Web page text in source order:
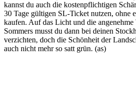
kannst du auch die kostenpflichtigen
30 Tage gültigen SL-Ticket nutzen, ohne
kaufen. Auf das Licht und die angenehme
Sommers musst du dann bei deinen
verzichten, doch die Schönheit der
auch nicht mehr so satt grün. (as)